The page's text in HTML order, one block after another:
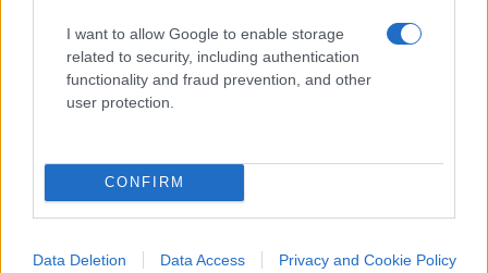
I want to allow Google to enable storage
related to security, including authentication
functionality and fraud prevention, and other
user protection.
CONFIRM
Data Deletion Data Access Privacy and Cookie Policy
riferimento ad argomenti, contesto, tempi, luoghi
o mezzi attraverso cui sarebbero state espresse.
Qui addirittura siamo nel campo delle pure
pienamente tutelate dall’articolo 21 della
Costituzione.